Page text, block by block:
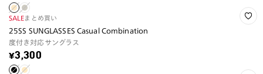
SALEまとめ買い
25SS SUNGLASSES Casual Combination
度付き対応サングラス
¥3,300